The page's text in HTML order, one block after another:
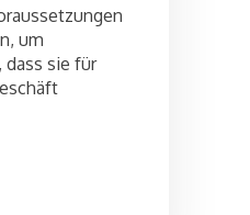
um
dass sie für